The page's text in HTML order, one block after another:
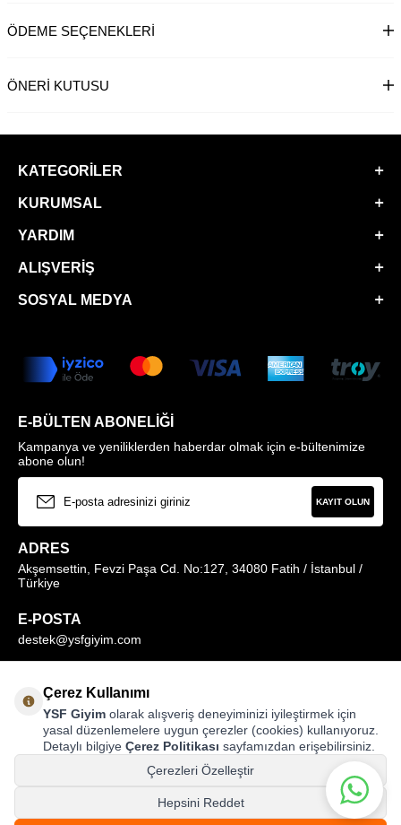
ÖDEME SEÇENEKLERI
ÖNERI KUTUSU
KATEGORILER
KURUMSAL
YARDIM
ALIŞVERIŞ
SOSYAL MEDYA
E-BÜLTEN ABONELIĞI
Kampanya ve yeniliklerden haberdar olmak için e-bültenimize
abone olun!
KAYIT OLUN
ADRES
Akşemsettin, Fevzi Paşa Cd. No:127, 34080 Fatih / İstanbul /
Türkiye
E-POSTA
destek@ysfgiyim.com
0850 259 1373
MAĞAZALARIMIZ
Çerez Kullanımı
YSF Giyim olarak alışveriş deneyiminizi iyileştirmek için
yasal düzenlemelere uygun çerezler (cookies) kullanıyoruz.
Detaylı bilgiye Çerez Politikası sayfamızdan erişebilirsiniz.
Çerezleri Özelleştir
Hepsini Reddet